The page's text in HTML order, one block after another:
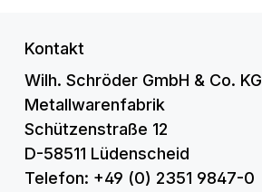
Kontakt
Wilh. Schröder GmbH & Co. KG
Metallwarenfabrik
Schützenstraße 12
D-58511 Lüdenscheid
Telefon: +49 (0) 2351 9847-0